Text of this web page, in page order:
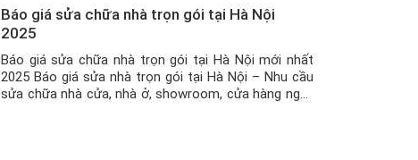
Báo giá sửa chữa nhà trọn gói tại Hà Nội
2025
Báo giá sửa chữa nhà trọn gói tại Hà Nội mới nhất
2025 Báo giá sửa nhà trọn gói tại Hà Nội – Nhu cầu
sửa chữa nhà cửa, nhà ở, showroom, cửa hàng ngày